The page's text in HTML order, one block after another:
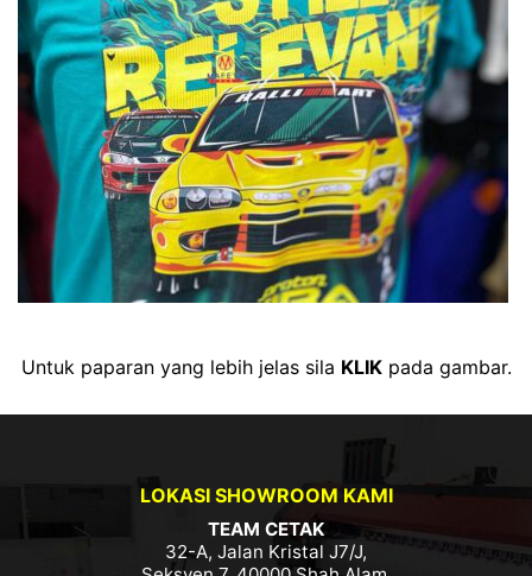
Untuk paparan yang lebih jelas sila KLIKpada gambar.
LOKASI SHOWROOM KAMI
TEAM CETAK
32-A, Jalan Kristal J7/J,